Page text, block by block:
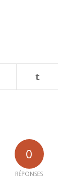
0
RÉPONSES